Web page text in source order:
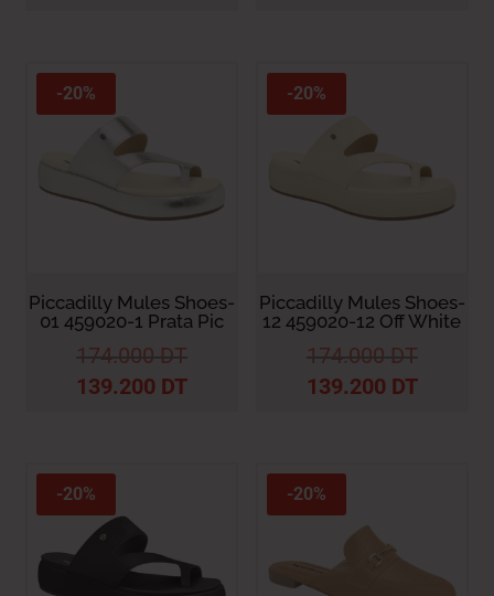
-20%
Piccadilly Mules Shoes-
01 459020-1 Prata Pic
174.000 DT
139.200 DT
-20%
Piccadilly Mules Shoes-
12 459020-12 Off White
174.000 DT
139.200 DT
-20% -20%